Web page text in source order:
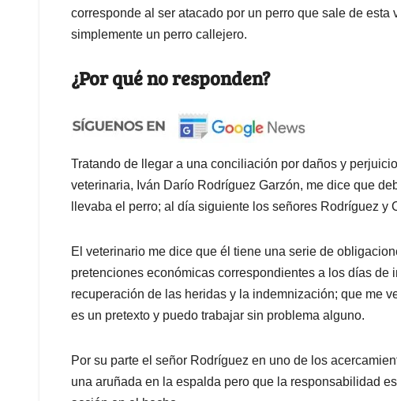
corresponde al ser atacado por un perro que sale de
simplemente un perro callejero.
¿Por qué no responden?
Tratando de llegar a una conciliación por daños y
veterinaria, Iván Darío Rodríguez Garzón, me dice que
llevaba el perro; al día siguiente los señores Rodríguez y
El veterinario me dice que él tiene una serie de
pretenciones económicas correspondientes a los días
recuperación de las heridas y la indemnización; que me
es un pretexto y puedo trabajar sin problema alguno.
Por su parte el señor Rodríguez en uno de los
una aruñada en la espalda pero que la responsabilidad